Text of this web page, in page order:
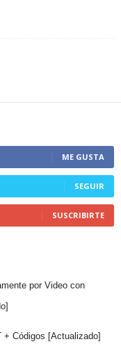
ME GUSTA
SEGUIR
SUSCRIBIRTE
por Video con
+ Códigos [Actualizado]